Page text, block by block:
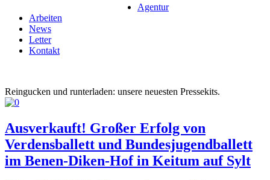
Agentur
Arbeiten
News
Letter
Kontakt
Reingucken und runterladen: unsere neuesten Pressekits.
Ausverkauft! Großer Erfolg von
Verdensballett und Bundesjugendballett
im Benen-Diken-Hof in Keitum auf Sylt